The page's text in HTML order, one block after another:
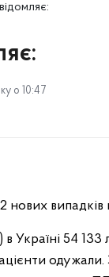
о 10:47
нових
Україні 54